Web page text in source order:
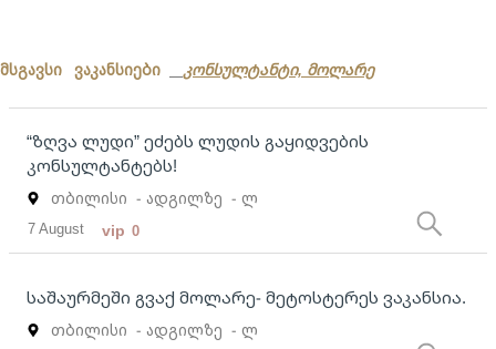
მსგავსი ვაკანსიები კონსულტანტი, მოლარე
“ზღვა ლუდი” ეძებს ლუდის გაყიდვების
კონსულტანტებს!
თბილისი - ადგილზე - ლ
7 August vip 0
საშაურმეში გვაქ მოლარე- მეტოსტერეს ვაკანსია.
თბილისი - ადგილზე - ლ